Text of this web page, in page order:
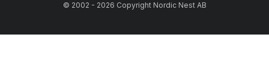
© 2002 - 2026 Copyright Nordic Nest AB